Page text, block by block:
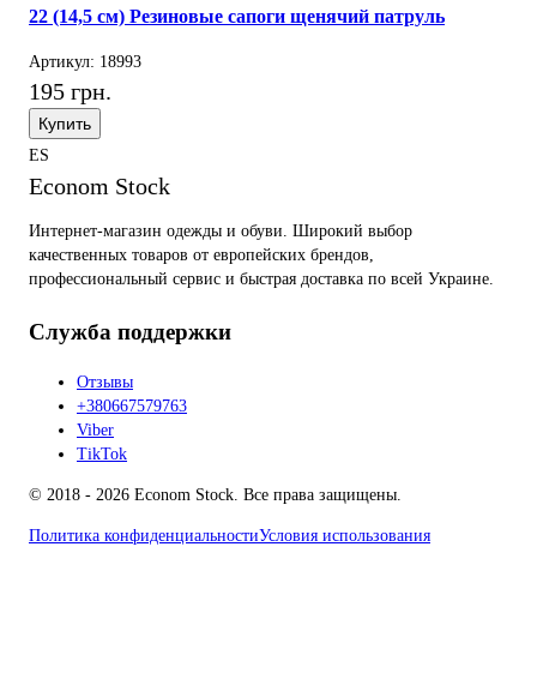
22 (14,5 см) Резиновые сапоги щенячий патруль
Артикул: 18993
195 грн.
Купить
ES
Econom Stock
Интернет-магазин одежды и обуви. Широкий выбор
качественных товаров от европейских брендов,
профессиональный сервис и быстрая доставка по всей Украине.
Служба поддержки
Отзывы
+380667579763
Viber
TikTok
© 2018 - 2026 Econom Stock. Все права защищены.
Политика конфиденциальностиУсловия использования